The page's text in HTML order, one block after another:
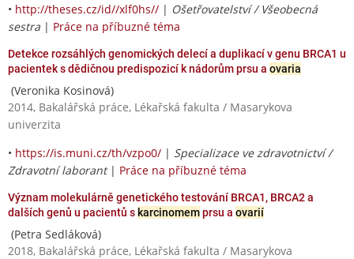
• http://theses.cz/id//xlf0hs// | Ošetřovatelství / Všeobecná
sestra | Práce na příbuzné téma
Detekce rozsáhlých genomických delecí a duplikací v genu BRCA1 u
pacientek s dědičnou predispozicí k nádorům prsu a ovaria
(Veronika Kosinová)
2014, Bakalářská práce, Lékařská fakulta / Masarykova
univerzita
• https://is.muni.cz/th/vzpo0/ | Specializace ve zdravotnictví /
Zdravotní laborant| Práce na příbuzné téma
Význam molekulárně genetického testování BRCA1, BRCA2 a
dalších genů u pacientů s karcinomemprsu a ovarií
(Petra Sedláková)
2018, Bakalářská práce, Lékařská fakulta / Masarykova